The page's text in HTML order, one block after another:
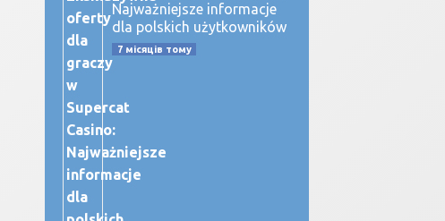
Najważniejsze informacje
dla polskich użytkowników
7 місяців тому